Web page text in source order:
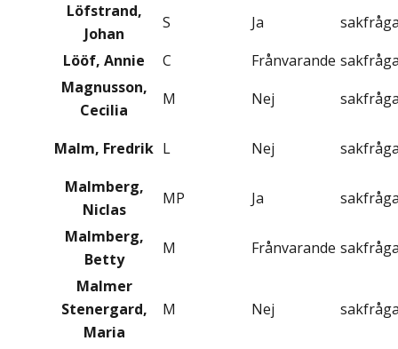
Löfstrand,
Johan
S Ja
Lööf, Annie
C Frånvarande
Magnusson,
Cecilia
M Nej
Malm, Fredrik L Nej
Malmberg,
Niclas
MP Ja
Malmberg,
Betty
M Frånvarande
Malmer
Stenergard,
Maria
M Nej